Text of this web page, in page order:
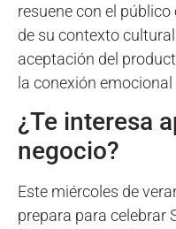
resuene con el
de su contexto
aceptación del
la conexión
¿Te interesa
negocio?
Este miércoles de
prepara para celebrar